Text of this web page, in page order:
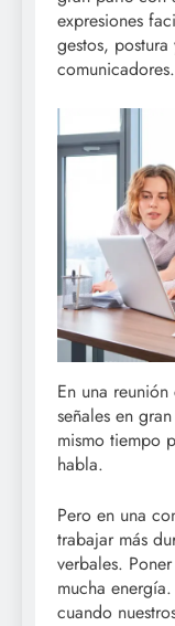
expresiones
gestos,
comunicadores.
En una
señales en
mismo tiempo
habla.
Pero en una
trabajar más
verbales.
mucha
cuando